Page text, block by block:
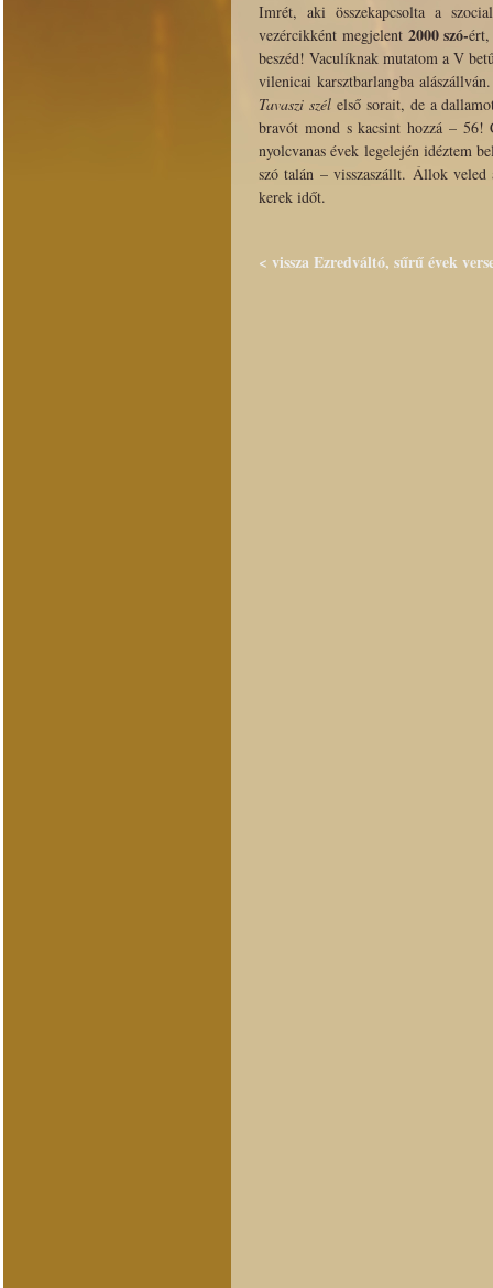
Imrét, aki összekapcsolta a
vezércikként megjelent 2000 szó-
beszéd! Vaculíknak mutatom a V
vilenicai karsztbarlangba
Tavaszi szélelső sorait, de a
bravót mond s kacsint hozzá – 56!
nyolcvanas évek legelején idéztem
szó talán – visszaszállt. Állok
kerek időt.
< vissza Ezredváltó, sűrű évek